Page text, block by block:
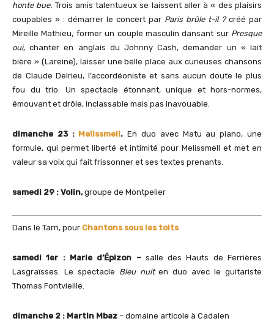
honte bue. Trois amis talentueux se laissent aller à « des plaisirs
coupables » : démarrer le concert par Paris brûle t-il ?créé par
Mireille Mathieu, former un couple masculin dansant sur Presque
oui, chanter en anglais du Johnny Cash, demander un « lait
bière » (Lareine), laisser une belle place aux curieuses chansons
de Claude Delrieu, l’accordéoniste et sans aucun doute le plus
fou du trio. Un spectacle étonnant, unique et hors-normes,
émouvant et drôle, inclassable mais pas inavouable.
dimanche 23 : Melissmell.En duo avec Matu au piano, une
formule, qui permet liberté et intimité pour Melissmell et met en
valeur sa voix qui fait frissonner et ses textes prenants.
samedi 29 : Volin,groupe de Montpelier
Dans le Tarn, pour Chantons sous les toits
samedi 1er : Marie d’Épizon – salle des Hauts de Ferrières
Lasgraïsses. Le spectacle Bleu nuiten duo avec le guitariste
Thomas Fontvieille.
dimanche 2 : Martin Mbaz – domaine articole à Cadalen